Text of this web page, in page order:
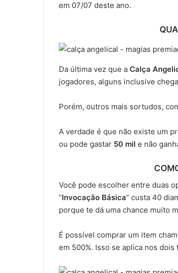
em 07/07 deste ano.
Da última vez que a Calça
jogadores, alguns inclusive
Porém, outros mais sortudos,
A verdade é que não existe um
ou pode gastar 50 mil e não
Você pode escolher entre duas
“Invocação Básica” custa 40
porque te dá uma chance muito
É possível comprar um item
em 500%. Isso se aplica nos dois